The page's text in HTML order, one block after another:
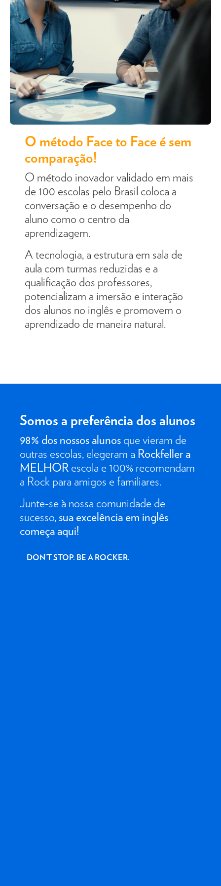
O método Face to Face é sem
comparação!
O método inovador validado em mais
de 100 escolas pelo Brasil coloca a
conversação e o desempenho do
aluno como o centro da
aprendizagem.
A tecnologia, a estrutura em sala de
aula com turmas reduzidas e a
qualificação dos professores,
potencializam a imersão e interação
dos alunos no inglês e promovem o
aprendizado de maneira natural.
Somos a preferência dos alunos
98% dos nossos alunos que vieram de
outras escolas, elegeram a Rockfeller a
MELHOR escola e 100% recomendam
a Rock para amigos e familiares.
Junte-se à nossa comunidade de
sucesso, sua excelência em inglês
começa aqui!
DON’T STOP. BE A ROCKER.